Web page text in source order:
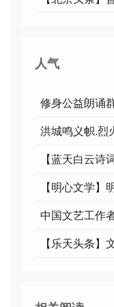
人气
修身公益朗诵